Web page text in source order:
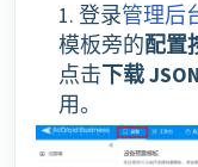
1. 登录管理后
模板旁的配置
点击下载 JSON
用。